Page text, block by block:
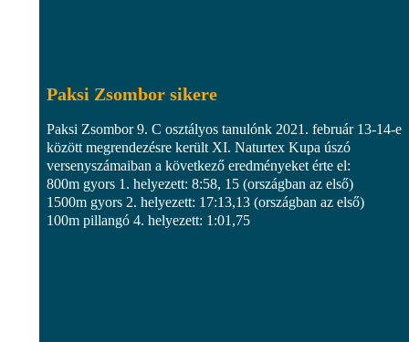
Paksi Zsombor sikere
Paksi Zsombor 9. C osztályos tanulónk 2021. február 13-14-e
között megrendezésre került XI. Naturtex Kupa úszó
versenyszámaiban a következő eredményeket érte el:
800m gyors 1. helyezett: 8:58, 15 (országban az első)
1500m gyors 2. helyezett: 17:13,13 (országban az első)
100m pillangó 4. helyezett: 1:01,75